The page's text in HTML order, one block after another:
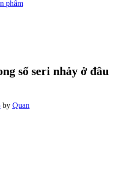
phẩm
số seri nhảy ở đâu
by Quan